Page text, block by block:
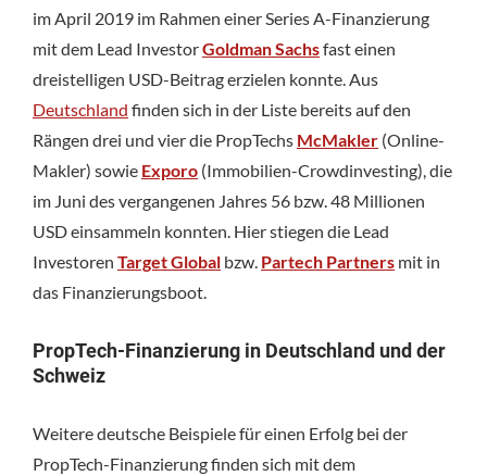
im April 2019 im Rahmen einer Series A-Finanzierung
mit dem Lead InvestorGoldman Sachsfast einen
dreistelligen USD-Beitrag erzielen konnte. Aus
Deutschland finden sich in der Liste bereits auf den
Rängen drei und vier die PropTechs McMakler (Online-
Makler) sowie Exporo (Immobilien-Crowdinvesting), die
im Juni des vergangenen Jahres 56 bzw. 48 Millionen
USD einsammeln konnten. Hier stiegen die Lead
Investoren Target Global bzw. Partech Partners mit in
das Finanzierungsboot.
PropTech-Finanzierung in Deutschland und der
Schweiz
Weitere deutsche Beispiele für einen Erfolg bei der
PropTech-Finanzierung finden sich mit dem